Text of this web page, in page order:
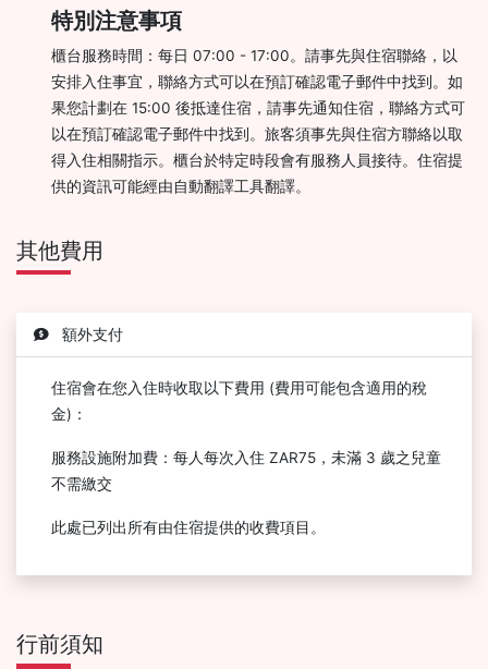
特別注意事項
櫃台服務時間：每日 07:00 - 17:00。請事先與住宿聯絡，以
安排入住事宜，聯絡方式可以在預訂確認電子郵件中找到。如
果您計劃在 15:00 後抵達住宿，請事先通知住宿，聯絡方式可
以在預訂確認電子郵件中找到。旅客須事先與住宿方聯絡以取
得入住相關指示。櫃台於特定時段會有服務人員接待。住宿提
供的資訊可能經由自動翻譯工具翻譯。
其他費用
額外支付
住宿會在您入住時收取以下費用 (費用可能包含適用的稅
金)：
服務設施附加費：每人每次入住 ZAR75，未滿 3 歲之兒童
不需繳交
此處已列出所有由住宿提供的收費項目。
行前須知